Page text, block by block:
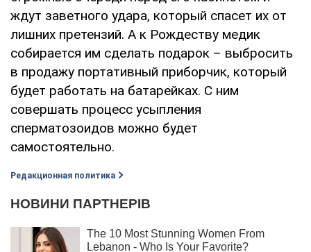
ждут заветного удара, который спасет их от
лишних претензий. А к Рождеству медик
собирается им сделать подарок – выбросить
в продажу портативный приборчик, который
будет работать на батарейках. С ним
совершать процесс усыпления
сперматозоидов можно будет
самостоятельно.
Редакционная политика